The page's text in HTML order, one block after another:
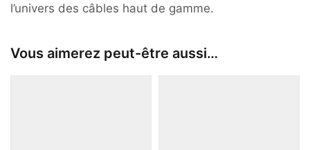
l’univers des câbles haut de gamme.
Vous aimerez peut-être aussi…